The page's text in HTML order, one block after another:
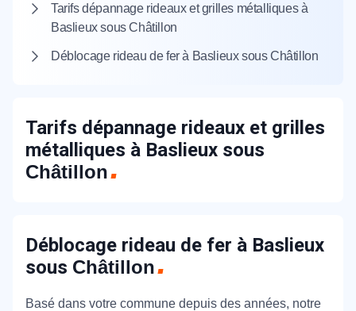
Tarifs dépannage rideaux et grilles métalliques à
Baslieux sous Châtillon
Déblocage rideau de fer à Baslieux sous Châtillon
Tarifs dépannage rideaux et grilles
métalliques à Baslieux sous
Châtillon
Déblocage rideau de fer à Baslieux
sous Châtillon
Basé dans votre commune depuis des années, notre